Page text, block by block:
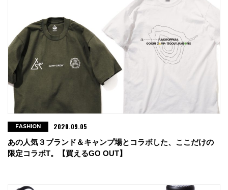
あの人気３ブランド＆キャンプ場とコラボした、ここだけの
限定コラボT。【買えるGO OUT】
FASHION 2020.09.05